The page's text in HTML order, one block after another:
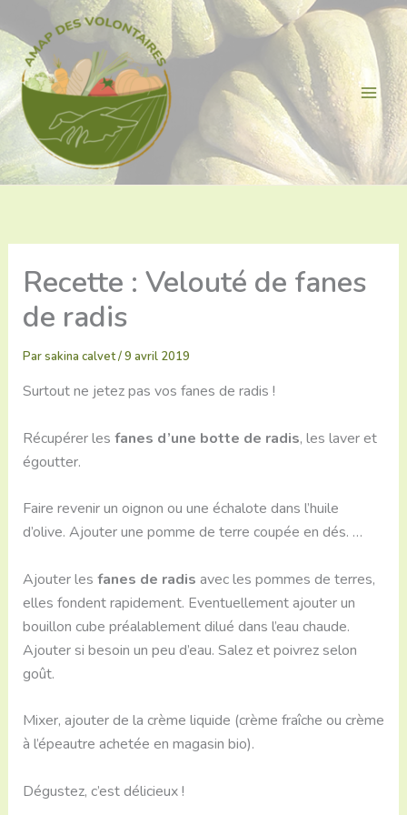
au
contenu
Recette : Velouté de fanes
de radis
Parsakina calvet/9 avril 2019
Surtout ne jetez pas vos fanes de radis !
Récupérer les fanes d’une botte de radis, les laver et
égoutter.
Faire revenir un oignon ou une échalote dans l’huile
d’olive. Ajouter une pomme de terre coupée en dés. …
Ajouter les fanes de radis avec les pommes de terres,
elles fondent rapidement. Eventuellement ajouter un
bouillon cube préalablement dilué dans l’eau chaude.
Ajouter si besoin un peu d’eau. Salez et poivrez selon
goût.
Mixer, ajouter de la crème liquide (crème fraîche ou crème
à l’épeautre achetée en magasin bio).
Dégustez, c’est délicieux !